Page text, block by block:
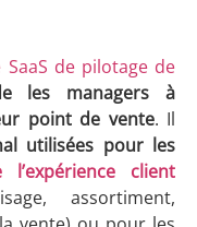
de pilotage de
les managers à
point de vente. Il
utilisées pour les
client
assortiment,